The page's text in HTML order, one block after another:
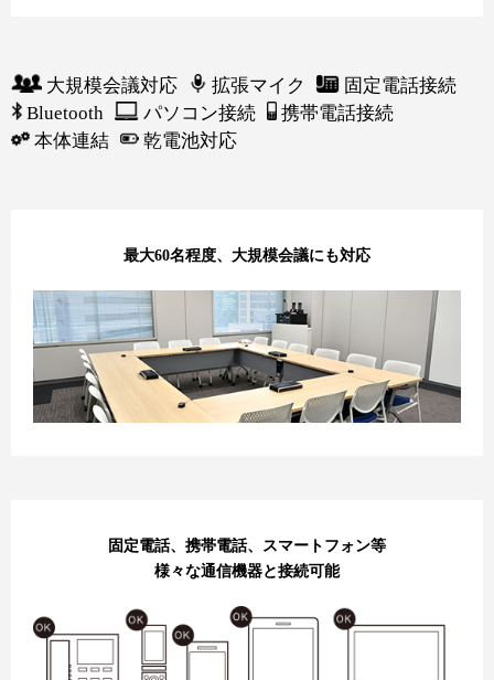
大規模会議対応 拡張マイク
固定電話接続
Bluetooth
パソコン接続
携帯電話接続
本体連結
乾電池対応
最大60名程度、大規模会議にも対応
固定電話、携帯電話、スマートフォン等
様々な通信機器と接続可能